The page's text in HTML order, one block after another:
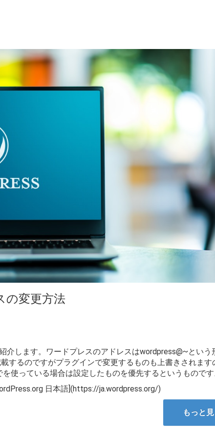
の変更方法
介します。ワードプレスのアドレスはwordpress@~という
するのですがプラグインで変更するものも上書きされます
使っている場合は設定したものを優先するというもので
日本語](https://ja.wordpress.org/)
もっと